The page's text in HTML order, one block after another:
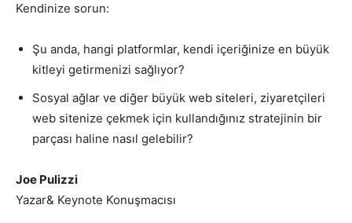
Kendinize sorun:
Şu anda, hangi platformlar, kendi içeriğinize en büyük
kitleyi getirmenizi sağlıyor?
Sosyal ağlar ve diğer büyük web siteleri, ziyaretçileri
web sitenize çekmek için kullandığınız stratejinin bir
parçası haline nasıl gelebilir?
Joe Pulizzi
Yazar& Keynote Konuşmacısı